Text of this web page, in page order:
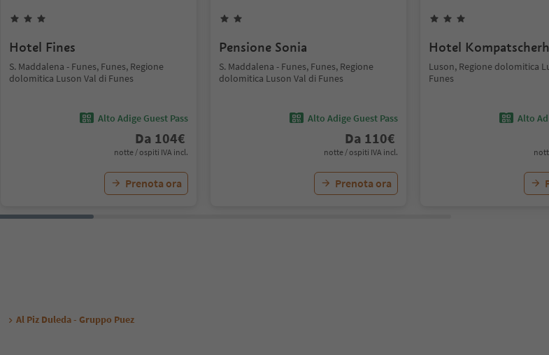
Hotel Fines
S. Maddalena - Funes, Funes, Regione
dolomitica Luson Val di Funes
Alto Adige Guest Pass
Da 104€
notte / ospiti IVA incl.
Prenota ora
Pensione Sonia
S. Maddalena - Funes, Funes, Regione
dolomitica Luson Val di Funes
Alto Adige Guest Pass
Da 110€
notte / ospiti IVA incl.
Prenota ora
Hotel
Luson, Regione dolomitica
Funes
Alto
Al Piz Duleda - Gruppo Puez